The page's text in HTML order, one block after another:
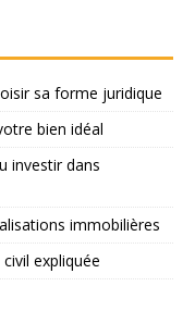
sa forme juridique
bien idéal
investir dans
immobilières
expliquée